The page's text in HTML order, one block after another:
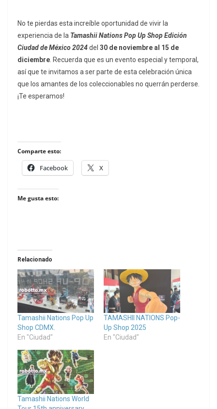
No te pierdas esta increíble oportunidad de vivir la
experiencia de la Tamashii Nations Pop Up Shop Edición
Ciudad de México 2024del 30 de noviembre al 15 de
diciembre . Recuerda que es un evento especial y temporal,
así que te invitamos a ser parte de esta celebración única
que los amantes de los coleccionables no querrán perderse.
¡Te esperamos!
Comparte esto:
Facebook X
Me gusta esto:
Relacionado
Tamashii Nations Pop Up
Shop CDMX.
En "Ciudad"
TAMASHII NATIONS Pop-
Up Shop 2025
En "Ciudad"
Tamashii Nations World